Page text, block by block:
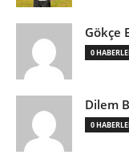
Gökçe
0
Dilem
0